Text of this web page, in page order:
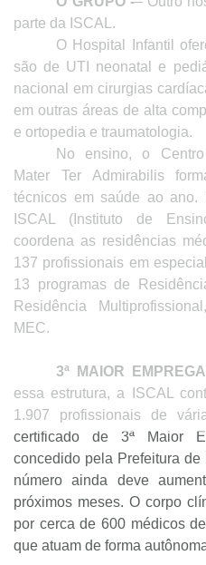
parte da ISCAL.
O Hospital Infantil
são de UTI neonatal e
nacional em cirurgias
em outras áreas de alta
e ortopedia e traumatologia.
No ensino, o
Mater Ter Admirabilis
técnicos em saúde ao ano.
ISCAL (Instituto de
coordena as residências
137 profissionais em
13 programas de
Residência
MEC.
3ª MAIOR
essa estrutura, a ISCAL
1.907 profissionais de
certificado de 3ª Maior
concedido pela Prefeitura
número ainda deve
próximos meses. O corpo
por cerca de 600 médicos
que atuam de forma